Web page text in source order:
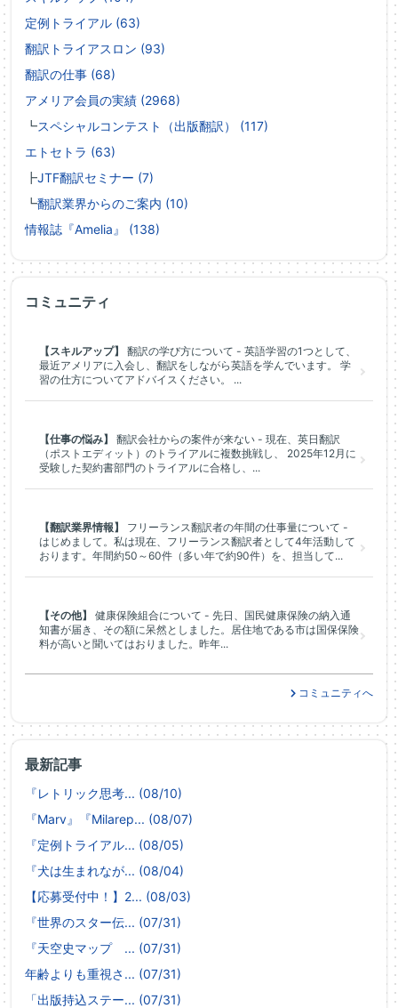
定例トライアル (63)
翻訳トライアスロン (93)
翻訳の仕事 (68)
アメリア会員の実績 (2968)
┗スペシャルコンテスト（出版翻訳） (117)
エトセトラ (63)
┣JTF翻訳セミナー (7)
┗翻訳業界からのご案内 (10)
情報誌『Amelia』 (138)
最新記事
『レトリック思考... (08/10)
『Marv』『Milarep... (08/07)
『定例トライアル... (08/05)
『犬は生まれなが... (08/04)
【応募受付中！】2... (08/03)
『世界のスター伝... (07/31)
『天空史マップ ... (07/31)
年齢よりも重視さ... (07/31)
「出版持込ステー... (07/31)
コミュニティ
【スキルアップ】
翻訳の学び方について - 英語学習の1つとして、
最近アメリアに入会し、翻訳をしながら英語を学んでいます。 学
習の仕方についてアドバイスください。 ...
【仕事の悩み】
翻訳会社からの案件が来ない - 現在、英日翻訳
（ポストエディット）のトライアルに複数挑戦し、 2025年12月に
受験した契約書部門のトライアルに合格し、...
【翻訳業界情報】
フリーランス翻訳者の年間の仕事量について -
はじめまして。私は現在、フリーランス翻訳者として4年活動して
おります。年間約50～60件（多い年で約90件）を、担当して...
【その他】
健康保険組合について - 先日、国民健康保険の納入通
知書が届き、その額に呆然としました。居住地である市は国保保険
料が高いと聞いてはおりました。昨年...
コミュニティへ